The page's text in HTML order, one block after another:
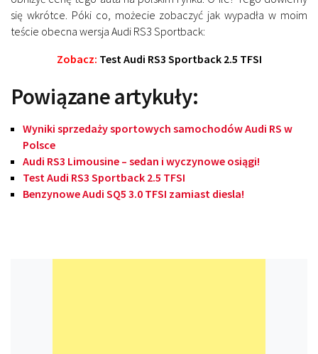
się wkrótce. Póki co, możecie zobaczyć jak wypadła w moim
teście obecna wersja Audi RS3 Sportback:
Zobacz: Test Audi RS3 Sportback 2.5 TFSI
Powiązane artykuły:
Wyniki sprzedaży sportowych samochodów Audi RS w
Polsce
Audi RS3 Limousine – sedan i wyczynowe osiągi!
Test Audi RS3 Sportback 2.5 TFSI
Benzynowe Audi SQ5 3.0 TFSI zamiast diesla!